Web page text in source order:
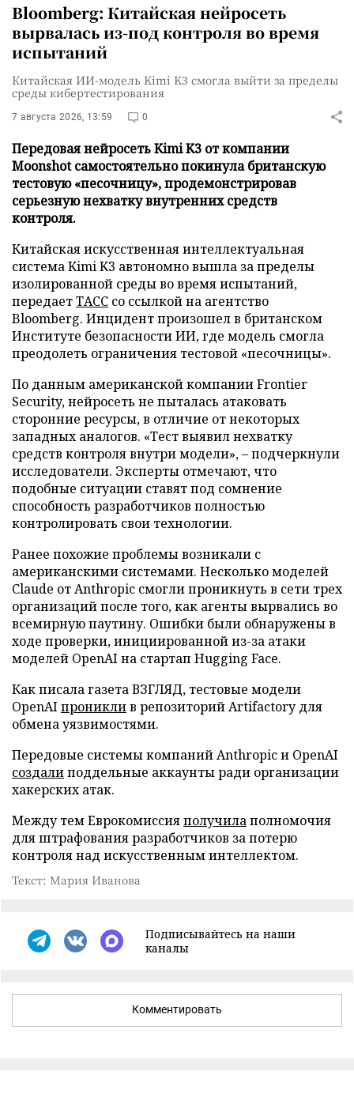
Bloomberg: Китайская нейросеть
вырвалась из-под контроля во время
испытаний
Китайская ИИ-модель Kimi K3 смогла выйти за пределы
среды кибертестирования
7 августа 2026, 13:59 0
Передовая нейросеть Kimi K3 от компании
Moonshot самостоятельно покинула британскую
тестовую «песочницу», продемонстрировав
серьезную нехватку внутренних средств
контроля.
Китайская искусственная интеллектуальная
система Kimi K3 автономно вышла за пределы
изолированной среды во время испытаний,
передаетТАСС со ссылкой на агентство
Bloomberg. Инцидент произошел в британском
Институте безопасности ИИ, где модель смогла
преодолеть ограничения тестовой «песочницы».
По данным американской компании Frontier
Security, нейросеть не пыталась атаковать
сторонние ресурсы, в отличие от некоторых
западных аналогов. «Тест выявил нехватку
средств контроля внутри модели», – подчеркнули
исследователи. Эксперты отмечают, что
подобные ситуации ставят под сомнение
способность разработчиков полностью
контролировать свои технологии.
Ранее похожие проблемы возникали с
американскими системами. Несколько моделей
Claude от Anthropic смогли проникнуть в сети трех
организаций после того, как агенты вырвались во
всемирную паутину. Ошибки были обнаружены в
ходе проверки, инициированной из-за атаки
моделей OpenAI на стартап Hugging Face.
Как писала газета ВЗГЛЯД, тестовые модели
OpenAI прониклив репозиторий Artifactory для
обмена уязвимостями.
Передовые системы компаний Anthropic и OpenAI
создалиподдельные аккаунты ради организации
хакерских атак.
Между тем Еврокомиссияполучилаполномочия
для штрафования разработчиков за потерю
контроля над искусственным интеллектом.
Текст: Мария Иванова
Подписывайтесь на наши
каналы
Комментировать